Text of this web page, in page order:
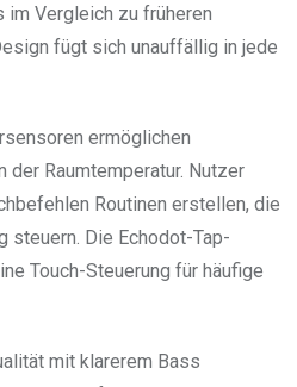
Vergleich zu früheren
fügt sich unauffällig in jede
ermöglichen
der Raumtemperatur. Nutzer
Routinen erstellen, die
steuern. Die Echodot-Tap-
Touch-Steuerung für häufige
mit klarerem Bass